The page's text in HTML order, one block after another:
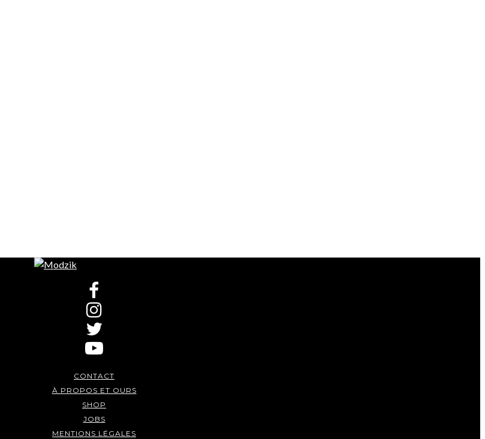
CONTACT
À PROPOS ET OURS
SHOP
JOBS
MENTIONS LÉGALES